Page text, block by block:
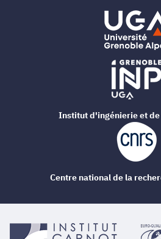
Institut d'ingénierie et
Centre national de la